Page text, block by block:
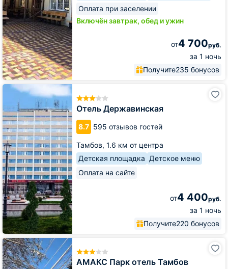
Оплата при заселении
Включён завтрак, обед и ужин
от4 700руб.
за 1 ночь
Получите235 бонусов
Отель Державинская
8.7 595 отзывов гостей
Тамбов, 1.6 км от центра
Детская площадка Детское меню
Оплата на сайте
от4 400руб.
за 1 ночь
Получите220 бонусов
Отель
Державинская
АМАКС Парк отель Тамбов
АМАКС
Парк
отель